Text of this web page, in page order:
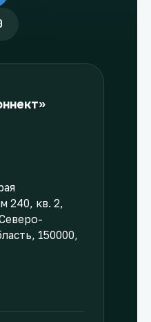
240, кв. 2,
150000,